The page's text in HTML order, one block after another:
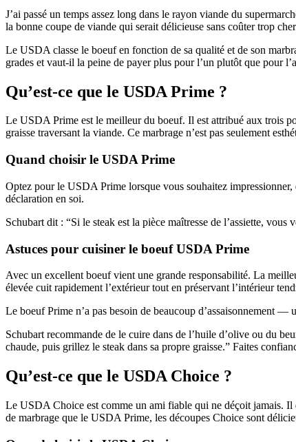
J’ai passé un temps assez long dans le rayon viande du
la bonne coupe de viande qui serait délicieuse sans coûter trop
Le USDA classe le boeuf en fonction de sa qualité et de son
grades et vaut-il la peine de payer plus pour l’un plutôt que pour
Qu’est-ce que le USDA Prime ?
Le USDA Prime est le meilleur du boeuf. Il est attribué aux trois
graisse traversant la viande. Ce marbrage n’est pas seulement
Quand choisir le USDA Prime
Optez pour le USDA Prime lorsque vous souhaitez
déclaration en soi.
Schubart dit : “Si le steak est la pièce maîtresse de l’assiette,
Astuces pour cuisiner le boeuf USDA Prime
Avec un excellent boeuf vient une grande responsabilité. La
élevée cuit rapidement l’extérieur tout en préservant l’intérieur
Le boeuf Prime n’a pas besoin de beaucoup d’assaisonnement —
Schubart recommande de le cuire dans de l’huile d’olive ou du
chaude, puis grillez le steak dans sa propre graisse.” Faites
Qu’est-ce que le USDA Choice ?
Le USDA Choice est comme un ami fiable qui ne déçoit jamais. Il
de marbrage que le USDA Prime, les découpes Choice sont